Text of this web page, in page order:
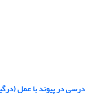
درسی در پیوند با عمل